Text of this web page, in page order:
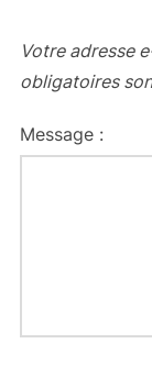
Votre adresse
obligatoires
Message :